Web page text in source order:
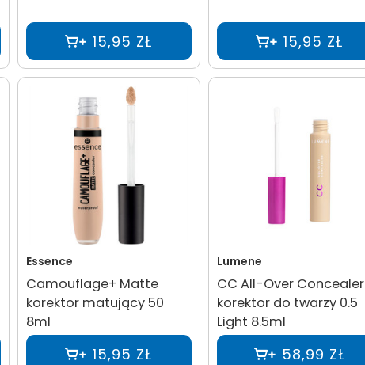
15,95 ZŁ 15,95 ZŁ
Essence
Camouflage+ Matte
korektor matujący 50
8ml
15,95 ZŁ
Lumene
CC All-Over Concealer
korektor do twarzy 0.5
Light 8.5ml
58,99 ZŁ